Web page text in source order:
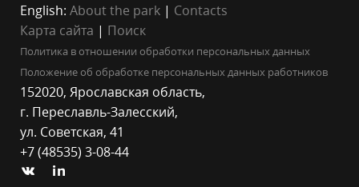
English: About the park | Contacts
Карта сайта | Поиск
Политика в отношении обработки персональных данных
Положение об обработке персональных данных работников
152020, Ярославская область,
г. Переславль-Залесский,
ул. Советская, 41
+7 (48535) 3-08-44